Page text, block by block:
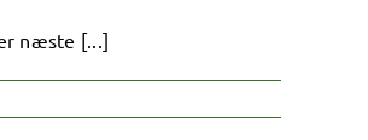
næste [...]